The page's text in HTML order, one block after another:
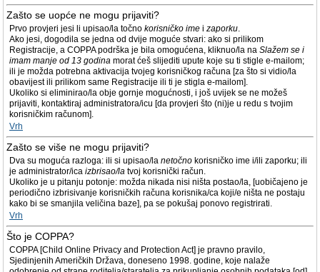
Zašto se uopće ne mogu prijaviti?
Prvo provjeri jesi li upisao/la točno korisničko ime i zaporku.
Ako jesi, dogodila se jedna od dvije moguće stvari: ako si prilikom
Registracije, a COPPA podrška je bila omogućena, kliknuo/la na Slažem se i
imam manje od 13 godina morat ćeš slijediti upute koje su ti stigle e-mailom;
ili je možda potrebna aktivacija tvojeg korisničkog računa [za što si vidio/la
obavijest ili prilikom same Registracije ili ti je stigla e-mailom].
Ukoliko si eliminirao/la obje gornje mogućnosti, i još uvijek se ne možeš
prijaviti, kontaktiraj administratora/icu [da provjeri što (ni)je u redu s tvojim
korisničkim računom].
Vrh
Zašto se više ne mogu prijaviti?
Dva su moguća razloga: ili si upisao/la netočno korisničko ime i/ili zaporku; ili
je administrator/ica izbrisao/la tvoj korisnički račun.
Ukoliko je u pitanju potonje: možda nikada nisi ništa postao/la, [uobičajeno je
periodično izbrisivanje korisničkih računa korisnika/ca koji/e ništa ne postaju
kako bi se smanjila veličina baze], pa se pokušaj ponovo registrirati.
Vrh
Što je COPPA?
COPPA [Child Online Privacy and Protection Act] je pravno pravilo,
Sjedinjenih Američkih Država, doneseno 1998. godine, koje nalaže